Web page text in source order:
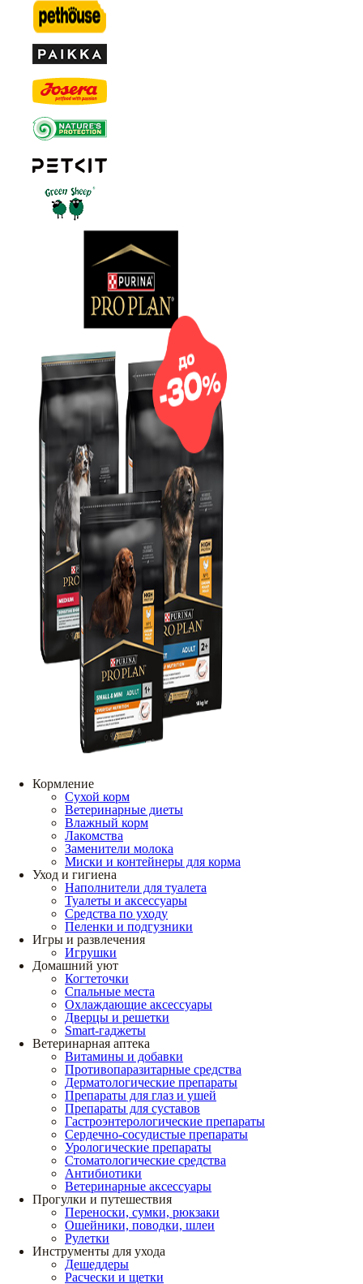
Кормление
Сухой корм
Ветеринарные диеты
Влажный корм
Лакомства
Заменители молока
Миски и контейнеры для корма
Уход и гигиена
Наполнители для туалета
Туалеты и аксессуары
Средства по уходу
Пеленки и подгузники
Игры и развлечения
Игрушки
Домашний уют
Когтеточки
Спальные места
Охлаждающие аксессуары
Дверцы и решетки
Smart-гаджеты
Ветеринарная аптека
Витамины и добавки
Противопаразитарные средства
Дерматологические препараты
Препараты для глаз и ушей
Препараты для суставов
Гастроэнтерологические препараты
Сердечно-сосудистые препараты
Урологические препараты
Стоматологические средства
Антибиотики
Ветеринарные аксессуары
Прогулки и путешествия
Переноски, сумки, рюкзаки
Ошейники, поводки, шлеи
Рулетки
Инструменты для ухода
Дешеддеры
Расчески и щетки